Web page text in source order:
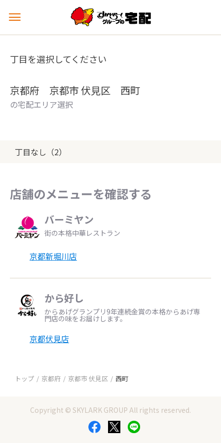
メ
ュ
を
丁目を選択してください
京都府 京都市 伏見区 西町
の宅配エリア選択
丁目なし（2）
店舗のメニューを確認する
バーミヤン
街の本格中華レストラン
京都新堀川店
から好し
からあげグランプリ9年連続金賞の本格からあげ専
門店の味をお届けします。
京都伏見店
トップ 京都府 京都市 伏見区 西町
Copyright © SKYLARK GROUP All rights reserved.